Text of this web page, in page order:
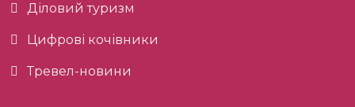
Діловий туризм
Цифрові кочівники
Тревел-новини